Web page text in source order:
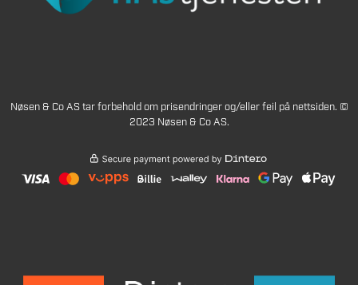
Nøsen & Co AS tar forbehold om prisendringer og/eller feil på nettsiden. ©
2023 Nøsen & Co AS.